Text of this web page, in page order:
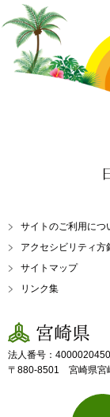
サイトのご利用につ
アクセシビリティ方
サイトマップ
リンク集
宮崎県
法人番号：
〒880-8501 宮崎県宮